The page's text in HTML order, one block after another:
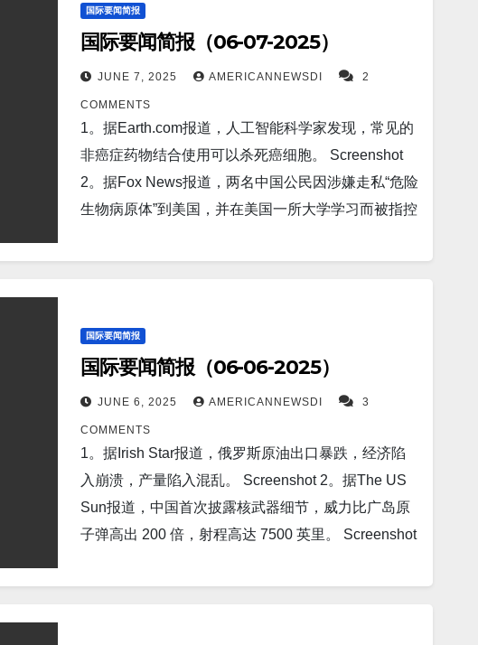
道，唐纳德·特朗普警告称，如果埃隆·马斯克资助民
主党，将面临“严重后果”。 Screenshot 9。据Markets
Insider报道，”绝不会押注衰退”，投资公司称，股市
并未将任何形式的经济衰退纳入定价。 Screenshot
10。据The Independent报道，菲律宾军方官员周日
表示，一艘中国船只在有争议的南海菲律宾占领岛屿
附近的浅水区因暴风雨搁浅，促使菲律宾军队进入戒
备状态。 Screenshot…
三次 25 个基点的降息计划。 Screenshot 3。据New
York Post报道，伊朗向中国订购弹道导弹部件——足
以装备数百枚炸弹。 Screenshot 4。据New York
Post报道，两位知情人士称，中国已向美国三大汽车
制造商的稀土供应商发放临时出口许可证，因为北京
对这些材料的出口限制开始导致供应链中断。
Screenshot 5。据Fortune报道，谷歌高管称人工智能
将在 5 年内与人类匹敌，并预测我们将在 2030 年“殖
报道，美国总统唐纳德·特朗普周五宣布，美国官员将
国5月份就业报告消除了对经济衰退的担忧 。5月份就
业报告表现优于预期，显示出劳动力市场出人意料的
强劲。 Screenshot 8。据The Cool Down报道，美国
机构利用激光能源装置取得重大突破：“这是有史以来
最重大的科学挑战之一”。美国能源部国家点火装置在
世界上唯一的净正聚变实验中取得了更大进展，标志​​
着清洁能源领域迈出了一大步。据 TechCrunch 报
道，最近的测试使这套激光驱动系统的能量产出增加
来。 Screenshot 9。据Reuters报道，越南5月出口同
国际要闻简报
国际要闻简报（06-07-2025）
JUNE 7, 2025 AMERICANNEWSDI 2
COMMENTS
1。据Earth.com报道，人工智能科学家发现，常见的
非癌症药物结合使用可以杀死癌细胞。 Screenshot
2。据Fox News报道，两名中国公民因涉嫌走私“危险
生物病原体”到美国，并在美国一所大学学习而被指控
问题专家，该专家表示，此次逮捕应该给美国敲响警
News报道，美国前国家安全局官员称，美国农场使
用中国制造的太阳能电池板将危及美国电网。
Screenshot 5。据The Mirror US报道，在数十架中国
军机和海军舰艇被发现在有争议的岛屿上空盘旋，台
湾紧张局势加剧的背景下，美国总统唐纳德·特朗普与
中国国家主席习近平举行了会谈。 Screenshot 6。据
Express U.S.报道，俄罗斯向乌克兰发射了可携带核
弹头的高超音速“匕首”导弹进行报复。这是对毁灭性
7。据Interesting Engineering报道，世界领先的喷气
国际要闻简报
国际要闻简报（06-06-2025）
JUNE 6, 2025 AMERICANNEWSDI 3
COMMENTS
1。据Irish Star报道，俄罗斯原油出口暴跌，经济陷
入崩溃，产量陷入混乱。 Screenshot 2。据The US
Sun报道，中国首次披露核武器细节，威力比广岛原
子弹高出 200 倍，射程高达 7500 英里。 Screenshot
出口乙烷，而中国塑料制造业严重依赖乙烷。这显然